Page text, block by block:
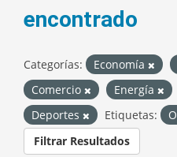
encontrado
Categorías: Economía
Comercio
Energía
Deportes
Etiquetas:
Filtrar Resultados